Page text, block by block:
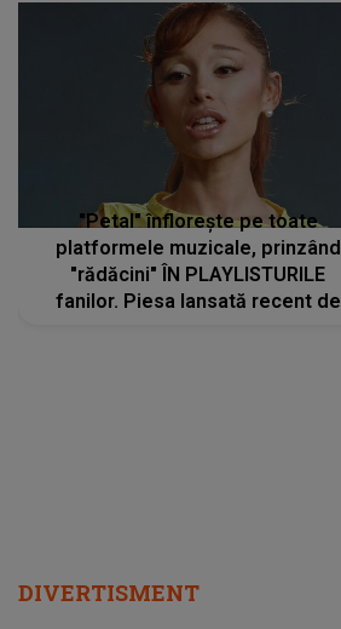
"Petal" înflorește pe toate
platformele muzicale, prinzând
"rădăcini" ÎN PLAYLISTURILE
fanilor. Piesa lansată recent de
DIVERTISMENT